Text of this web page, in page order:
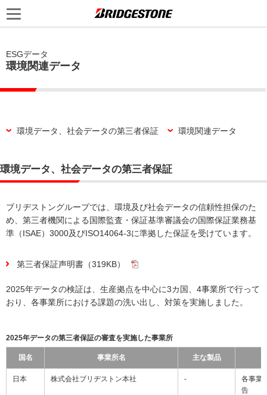
ESGデータ
環境関連データ
環境データ、社会データの第三者保証 環境関連データ
環境データ、社会データの第三者保証
ブリヂストングループでは、環境及び社会データの信頼性担保のた
め、第三者機関による国際監査・保証基準審議会の国際保証業務基
準（ISAE）3000及びISO14064-3に準拠した保証を受けています。
第三者保証声明書（319KB）
2025年データの検証は、生産拠点を中心に3カ国、4事業所で行って
おり、各事業所における課題の洗い出し、対策を実施しました。
2025年データの第三者保証の審査を実施した事業所
国名 事業所名 主な製品
日本 株式会社ブリヂストン本社 -
各事業
告